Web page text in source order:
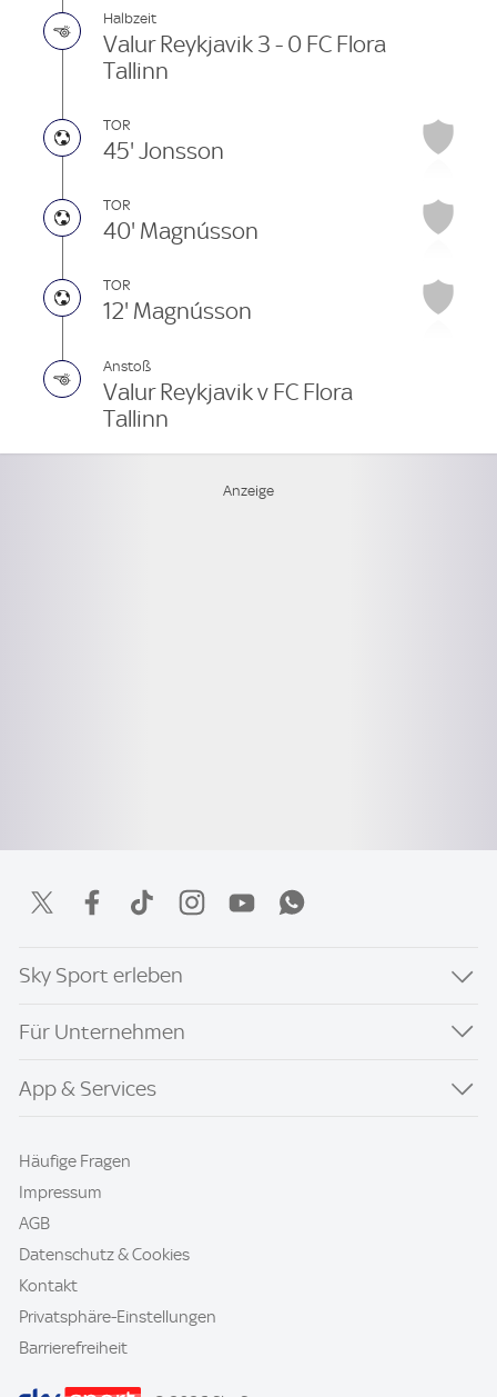
Halbzeit
Valur Reykjavik 3 - 0 FC Flora
Tallinn
TOR
45' Jonsson
TOR
40' Magnússon
TOR
12' Magnússon
Anstoß
Valur Reykjavik v FC Flora
Tallinn
Sky Sport erleben
Für Unternehmen
App & Services
Häufige Fragen
Impressum
AGB
Datenschutz & Cookies
Kontakt
Privatsphäre-Einstellungen
Barrierefreiheit